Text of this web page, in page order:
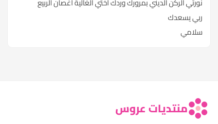
ربي يسعدك
سلامي
منتديات عروس